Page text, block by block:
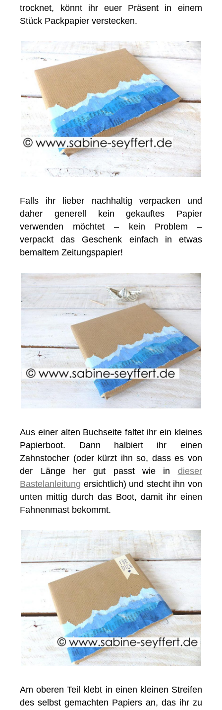
trocknet, könnt ihr euer Präsent in einem
Stück Packpapier verstecken.
Falls ihr lieber nachhaltig verpacken und
daher generell kein gekauftes Papier
verwenden möchtet – kein Problem –
verpackt das Geschenk einfach in etwas
bemaltem Zeitungspapier!
Aus einer alten Buchseite faltet ihr ein kleines
Papierboot. Dann halbiert ihr einen
Zahnstocher (oder kürzt ihn so, dass es von
der Länge her gut passt wie in dieser
Bastelanleitung ersichtlich) und stecht ihn von
unten mittig durch das Boot, damit ihr einen
Fahnenmast bekommt.
Am oberen Teil klebt in einen kleinen Streifen
des selbst gemachten Papiers an, das ihr zu